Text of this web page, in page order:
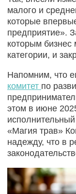
малого и
которые
предприятие».
которым бизнес
категории, и
Напомним, что
комитет по
этом в июне
«Магия трав»
надежду, что в